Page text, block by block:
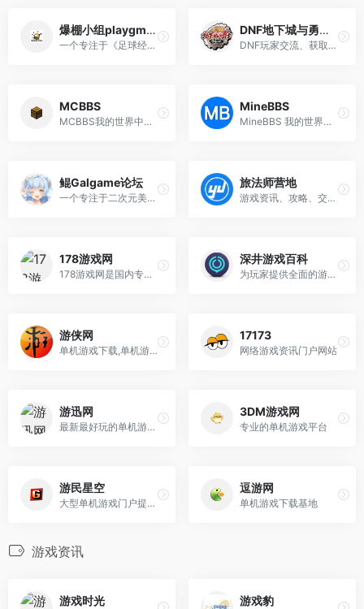
爆棚小组playgm论坛
一个专注于《足球经理》系列游戏的讨论、交流和汉化工作的社区
DNF地下城与勇士论坛
DNF玩家交流、获取游戏信息的重要平台
MCBBS
MCBBS我的世界中文论坛官网入口
MineBBS
MineBBS 我的世界中文论坛官网入口
鲲Galgame论坛
一个专注于二次元美少女剧情游戏（Galgame）的社区平台
旅法师营地
游戏资讯、攻略、交流，有温度的玩家聚集地
178游戏网
178游戏网是国内专业的游戏门户,您可以在这里获得专业的游戏新闻资讯,完善的游戏攻略,人气游戏论坛互动以及新游戏新手卡,激活码等
深井游戏百科
为玩家提供全面的游戏资讯、工具和社交平台
游侠网
单机游戏下载,单机游戏门户
17173
网络游戏资讯门户网站
游迅网
最新最好玩的单机游戏下载
3DM游戏网
专业的单机游戏平台
游民星空
大型单机游戏门户提供特色单机游戏资讯,下载
逗游网
单机游戏下载基地
游戏资讯
游戏时光 游戏豹